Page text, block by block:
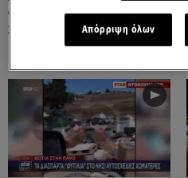
Φωτιές: Στάχτη Το Πράσινο
Στολίδι Της Δυτικής Αττικής
Απόρριψη όλων